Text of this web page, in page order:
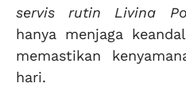
servis rutin Livina
hanya menjaga
memastikan
hari.